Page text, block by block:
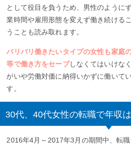
として役目を負うため、男性のように
業時間や雇用形態を変えず働き続ける
うことも読み取れます。
バリバリ働きたいタイプの女性も家庭
等で働き方をセーブしなくてはいけな
がいや労働対価に納得いかずに働いて
す。
30代、40代女性の転職で年収
2016年4月～2017年3月の期間中、転